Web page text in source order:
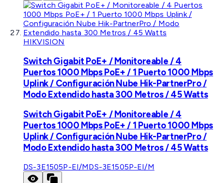
HIKVISION
Switch Gigabit PoE+ / Monitoreable / 4
Puertos 1000 Mbps PoE+ / 1 Puerto 1000 Mbps
Uplink / Configuración Nube Hik-PartnerPro /
Modo Extendido hasta 300 Metros / 45 Watts
Switch Gigabit PoE+ / Monitoreable / 4
Puertos 1000 Mbps PoE+ / 1 Puerto 1000 Mbps
Uplink / Configuración Nube Hik-PartnerPro /
Modo Extendido hasta 300 Metros / 45 Watts
DS-3E1505P-EI/MDS-3E1505P-EI/M